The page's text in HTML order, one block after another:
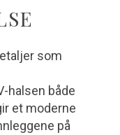
som
halsen både
et moderne
på